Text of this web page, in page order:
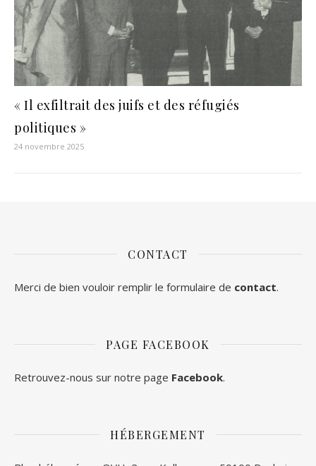
« Il exfiltrait des juifs et des réfugiés
politiques »
24 novembre 2025
CONTACT
Merci de bien vouloir remplir le formulaire de contact.
PAGE FACEBOOK
Retrouvez-nous sur notre page Facebook.
HÉBERGEMENT